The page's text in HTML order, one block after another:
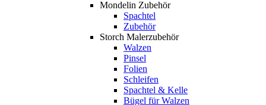
Mondelin Zubehör
Spachtel
Zubehör
Storch Malerzubehör
Walzen
Pinsel
Folien
Schleifen
Spachtel & Kelle
Bügel für Walzen